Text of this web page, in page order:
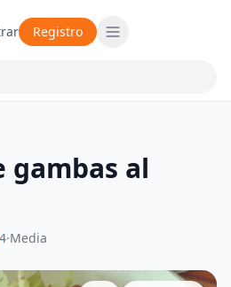
Registro
gambas al
·Media